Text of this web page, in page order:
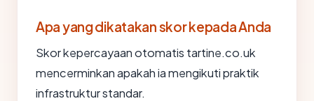
Apa yang dikatakan skor kepada Anda
Skor kepercayaan otomatis tartine.co.uk
mencerminkan apakah ia mengikuti praktik
infrastruktur standar.